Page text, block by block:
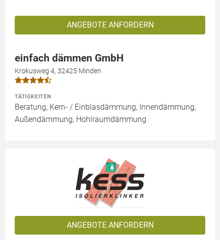
ANGEBOTE ANFORDERN
einfach dämmen GmbH
Krokusweg 4, 32425 Minden
TÄTIGKEITEN
Beratung, Kern- / Einblasdämmung, Innendämmung,
Außendämmung, Hohlraumdämmung
ANGEBOTE ANFORDERN